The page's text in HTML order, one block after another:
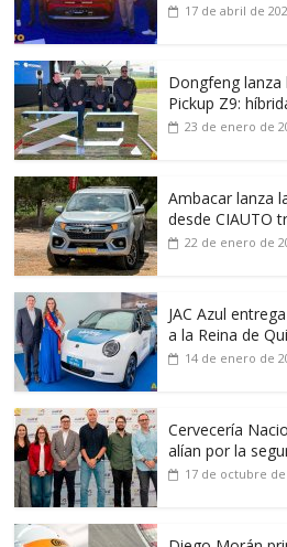
17 de abril de
Dongfeng
Pickup Z9:
23 de enero de
Ambacar lanza
desde CIAUTO
22 de enero de
JAC Azul
a la Reina de
14 de enero de
Cervecería
alían por la
17 de octubre de